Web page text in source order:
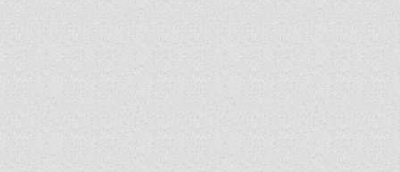
ZSINATI IRODA
KOORDINÁLÓ BIZOTTSÁG
ZSINATI TAGOK
MUNKADOKUMENTUMOK
ZSINATI HÍREK-ÚJSÁG
PASZTORÁLSZOCIOLÓGIAI FELMÉRÉS